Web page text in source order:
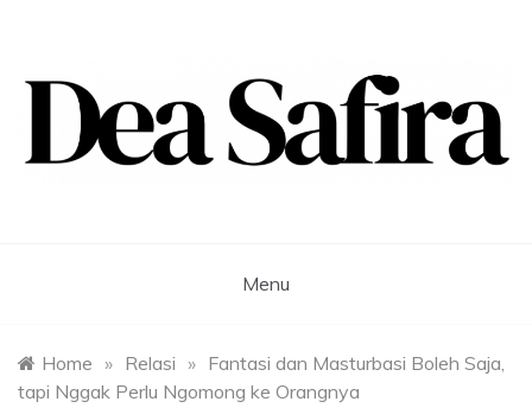
Menu
Home » Relasi » Fantasi dan Masturbasi Boleh Saja,
tapi Nggak Perlu Ngomong ke Orangnya